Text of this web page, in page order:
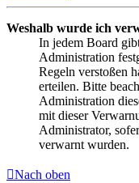
Weshalb wurde ich
In jedem Board
Administration
Regeln verstoßen
erteilen. Bitte
Administration
mit dieser
Administrator,
verwarnt wurden.
Nach oben